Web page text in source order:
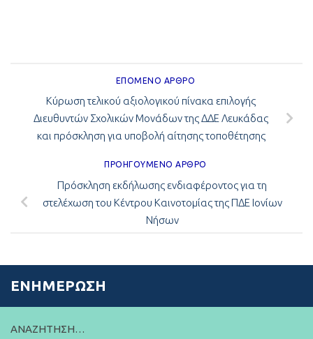
ΕΠΌΜΕΝΟ ΆΡΘΡΟ
Κύρωση τελικού αξιολογικού πίνακα επιλογής
Διευθυντών Σχολικών Μονάδων της ΔΔΕ Λευκάδας
και πρόσκληση για υποβολή αίτησης τοποθέτησης
ΠΡΟΗΓΟΎΜΕΝΟ ΆΡΘΡΟ
Πρόσκληση εκδήλωσης ενδιαφέροντος για τη
στελέχωση του Κέντρου Καινοτομίας της ΠΔΕ Ιονίων
Νήσων
ΕΝΗΜΈΡΩΣΗ
ΑΝΑΖΉΤΗΣΗ…